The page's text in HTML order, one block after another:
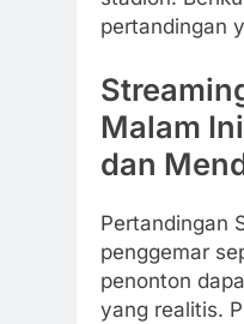
pertandingan
Malam
dan
Pertandingan
penggemar
penonton
yang realitis.